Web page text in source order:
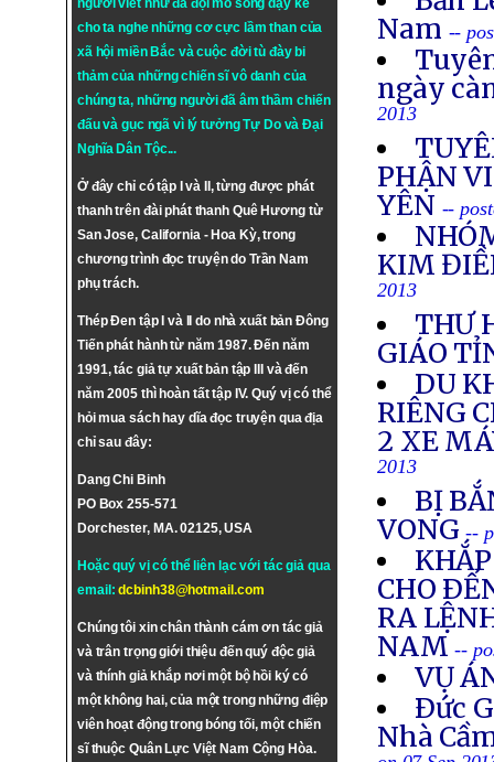
người viết như đã đội mồ sống dậy kể
cho ta nghe những cơ cực lầm than của
xã hội miền Bắc và cuộc đời tù đày bi
thảm của những chiến sĩ vô danh của
chúng ta, những người đã âm thầm chiến
đấu và gục ngã vì lý tưởngTự DovàĐại
Nghĩa Dân Tộc...
Ở đây chỉ có tập I và II, từng được phát
thanh trên đài phát thanh Quê Hương từ
San Jose, California - Hoa Kỳ, trong
chương trình đọc truyện do Trần Nam
phụ trách.
Thép Đen tập I và II do nhà xuất bản Đông
Tiến phát hành từ năm 1987. Đến năm
1991, tác giả tự xuất bản tập III và đến
năm 2005 thì hoàn tất tập IV. Quý vị có thể
hỏi mua sách hay dĩa đọc truyện qua địa
chỉ sau đây:
Dang Chi Binh
PO Box 255-571
Dorchester, MA. 02125, USA
Hoặc quý vị có thể liên lạc với tác giả qua
email:dcbinh38@hotmail.com
Chúng tôi xin chân thành cám ơn tác giả
và trân trọng giới thiệu đến quý độc giả
và thính giả khắp nơi một bộ hồi ký có
một không hai, của một trong những điệp
viên hoạt động trong bóng tối, một chiến
sĩ thuộc Quân Lực Việt Nam Cộng Hòa.
Nam --
ngày
2013
PHẬN
YÊN --
KIM
2013
THƯ
GIÁO
DU
RIÊNG
2 XE
2013
BỊ
VONG --
CHO
RA
NAM--
VỤ
Ðức
Nhà